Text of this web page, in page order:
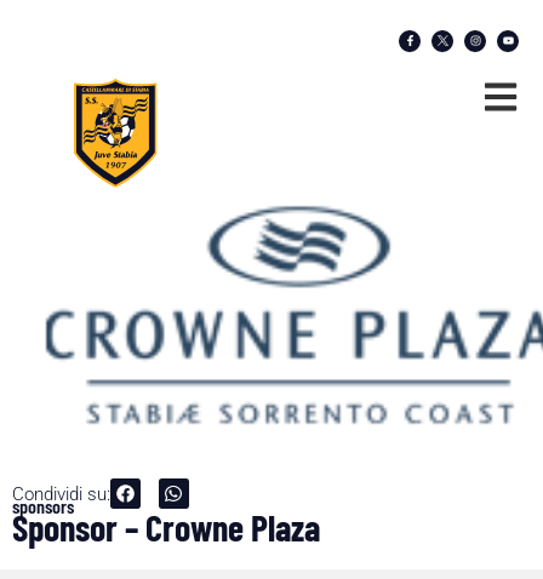
Condividi su:
sponsors
Sponsor – Crowne Plaza